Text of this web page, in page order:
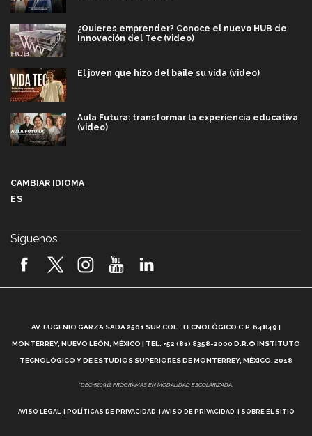
¿Quieres emprender? Conoce el nuevo HUB de
Innovación del Tec (video)
El joven que hizo del baile su vida (video)
Aula Futura: transformar la experiencia educativa
(video)
2026! (video)
¿Cómo es el Modelo Educativo Tec? (video)
Vida Tec: Feminismo e Inteligencia Artificial, Paola
CAMBIAR IDIOMA
ES
Síguenos
AV. EUGENIO GARZA SADA 2501 SUR COL. TECNOLÓGICO C.P. 64849 |
MONTERREY, NUEVO LEÓN, MÉXICO | TEL. +52 (81) 8358-2000 D.R.© INSTITUTO
TECNOLÓGICO Y DE ESTUDIOS SUPERIORES DE MONTERREY, MÉXICO. 2018
*DEC-520912 PROGRAMAS EN MODALIDAD ESCOLARIZADA.
AVISO LEGAL POLÍTICAS DE PRIVACIDAD AVISO DE PRIVACIDAD SOBRE EL SITIO